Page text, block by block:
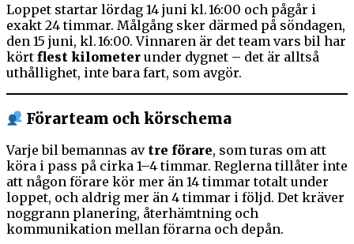
Loppet startar lördag 14 juni kl. 16:00 och pågår i
exakt 24 timmar. Målgång sker därmed på söndagen,
den 15 juni, kl. 16:00. Vinnaren är det team vars bil har
kört flest kilometer under dygnet – det är alltså
uthållighet, inte bara fart, som avgör.
Förarteam och körschema
Varje bil bemannas av tre förare, som turas om att
köra i pass på cirka 1–4 timmar. Reglerna tillåter inte
att någon förare kör mer än 14 timmar totalt under
loppet, och aldrig mer än 4 timmar i följd. Det kräver
noggrann planering, återhämtning och
kommunikation mellan förarna och depån.